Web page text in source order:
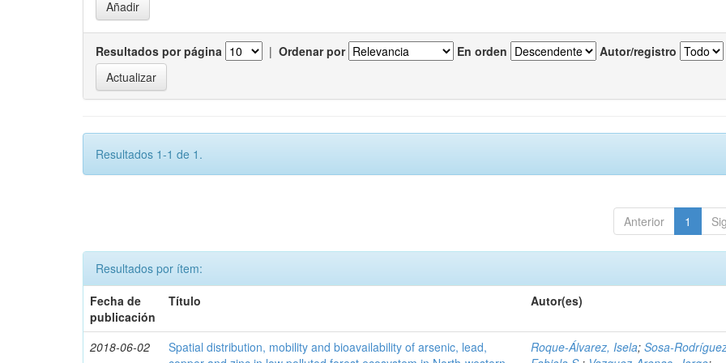
Resultados por página | Ordenar por En orden Autor/registro
Resultados 1-1 de 1.
Anterior 1
Resultados por ítem:
Fecha de
publicación
Título Autor(es)
2018-06-02
Spatial distribution, mobility and bioavailability of arsenic, lead,
Roque-Álvarez, Isela;Sosa-